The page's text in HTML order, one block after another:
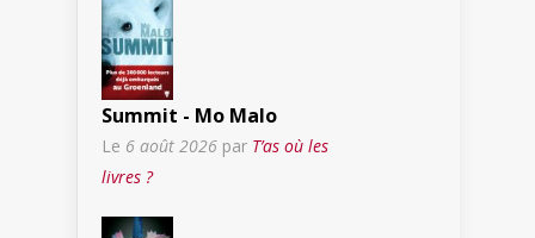
Summit - Mo Malo
Le 6 août 2026 par T’as où les
livres ?